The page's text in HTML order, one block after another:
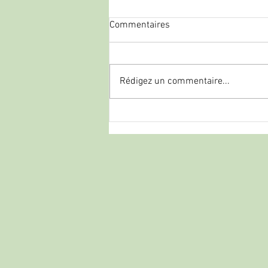
Commentaires
Rédigez un commentaire...